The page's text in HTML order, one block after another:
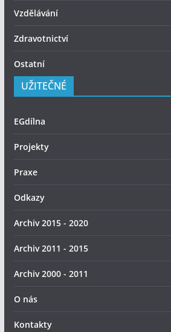
Vzdělávání
Zdravotnictví
Ostatní
UŽITEČNÉ
EGdílna
Projekty
Praxe
Odkazy
Archiv 2015 - 2020
Archiv 2011 - 2015
Archiv 2000 - 2011
O nás
Kontakty